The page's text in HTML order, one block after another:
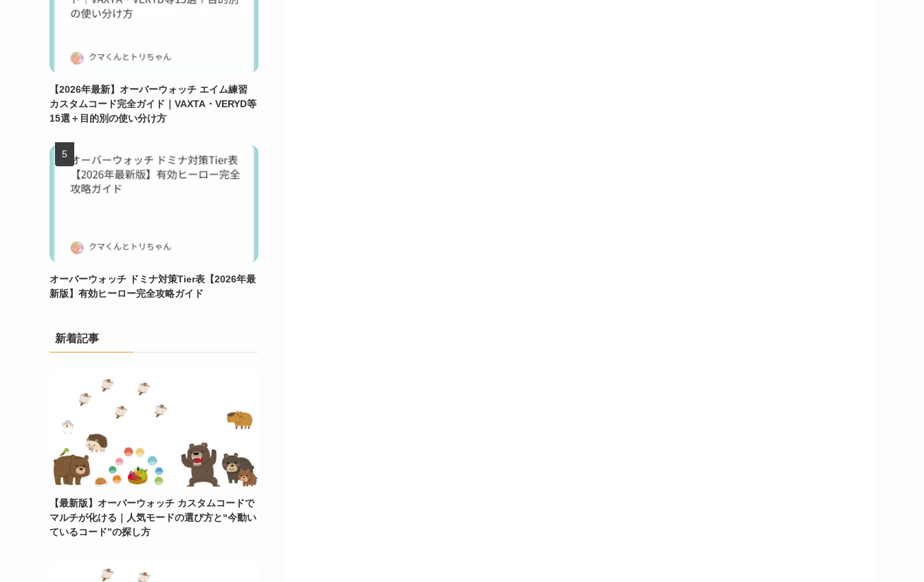
【2026年最新】オーバーウォッチ エイム練習
カスタムコード完全ガイド｜VAXTA・VERYD等
15選＋目的別の使い分け方
オーバーウォッチ ドミナ対策Tier表【2026年最
新版】有効ヒーロー完全攻略ガイド
新着記事
【最新版】オーバーウォッチ カスタムコードで
マルチが化ける｜人気モードの選び方と“今動い
ているコード”の探し方